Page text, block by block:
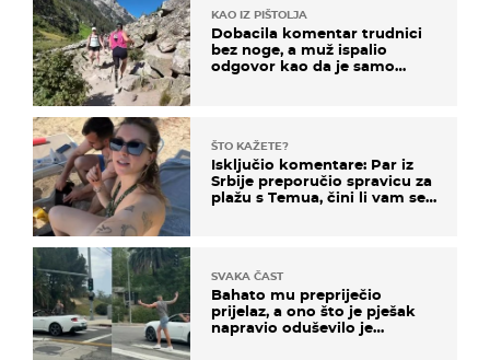
KAO IZ PIŠTOLJA
Dobacila komentar trudnici
bez noge, a muž ispalio
odgovor kao da je samo
ŠTO KAŽETE?
Isključio komentare: Par iz
Srbije preporučio spravicu za
plažu s Temua, čini li vam se
SVAKA ČAST
Bahato mu prepriječio
prijelaz, a ono što je pješak
napravio oduševilo je